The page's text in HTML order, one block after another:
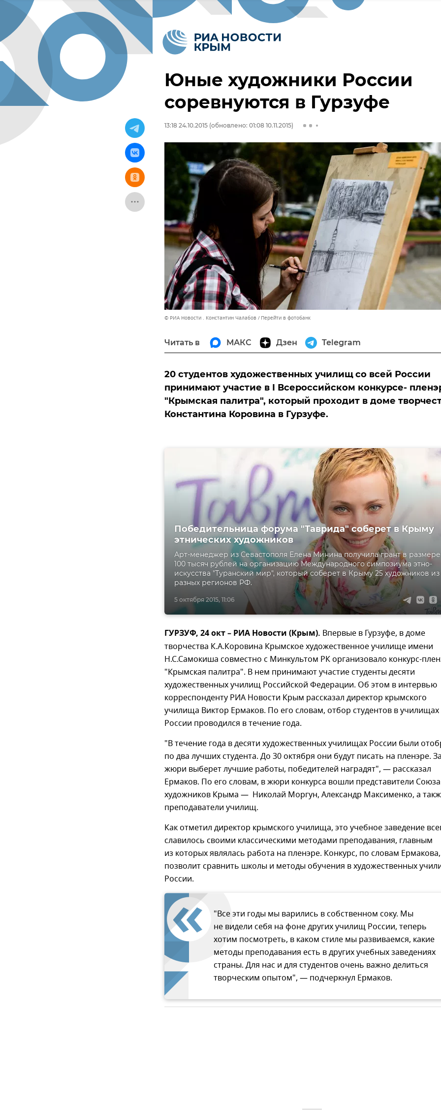
Юные художники России
соревнуются в Гурзуфе
13:18 24.10.2015 (обновлено: 01:08 10.11.2015)
© РИА Новости . Константин Чалабов Перейти в фотобанк
Читать в МАКС Дзен Telegram
20 студентов художественных училищ со всей России
принимают участие в I Всероссийском конкурсе-
"Крымская палитра", который проходит в доме
Константина Коровина в Гурзуфе.
5 октября 2015, 11:06
Победительница форума "Таврида" соберет в Крыму
этнических художников
Арт-менеджер из Севастополя Елена Минина получила грант в размере
100 тысяч рублей на организацию Международного симпозиума этно-
искусства "Туранский мир", который соберет в Крыму 25 художников из
разных регионов РФ.
ГУРЗУФ, 24 окт – РИА Новости (Крым). Впервые в Гурзуфе, в доме
творчества К.А.Коровина Крымское художественное училище имени
Н.С.Самокиша совместно с Минкультом РК организовало конкурс-
"Крымская палитра". В нем принимают участие студенты десяти
художественных училищ Российской Федерации. Об этом в интервью
корреспонденту РИА Новости Крым рассказал директор крымского
училища Виктор Ермаков. По его словам, отбор студентов в училищах
России проводился в течение года.
"В течение года в десяти художественных училищах России были
по два лучших студента. До 30 октября они будут писать на пленэре.
жюри выберет лучшие работы, победителей наградят", — рассказал
Ермаков. По его словам, в жюри конкурса вошли представители Союза
художников Крыма — Николай Моргун, Александр Максименко, а
преподаватели училищ.
Как отметил директор крымского училища, это учебное заведение
славилось своими классическими методами преподавания, главным
из которых являлась работа на пленэре. Конкурс, по словам Ермакова,
позволит сравнить школы и методы обучения в художественных
России.
"Все эти годы мы варились в собственном соку. Мы
не видели себя на фоне других училищ России, теперь
хотим посмотреть, в каком стиле мы развиваемся, какие
методы преподавания есть в других учебных заведениях
страны. Для нас и для студентов очень важно делиться
творческим опытом", — подчеркнул Ермаков.